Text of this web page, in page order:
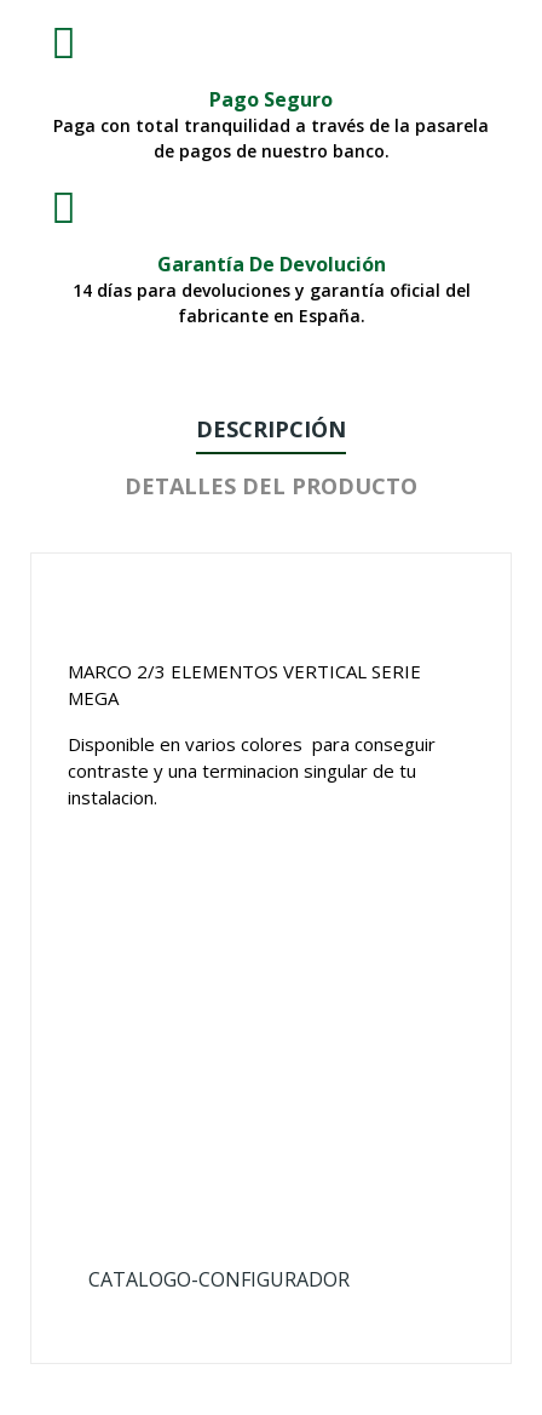
Pago Seguro
Paga con total tranquilidad a través de la pasarela
de pagos de nuestro banco.
Garantía De Devolución
14 días para devoluciones y garantía oficial del
fabricante en España.
DESCRIPCIÓN
DETALLES DEL PRODUCTO
MARCO 2/3 ELEMENTOS VERTICAL SERIE
MEGA
Disponible en varios colores para conseguir
contraste y una terminacion singular de tu
instalacion.
CATALOGO-CONFIGURADOR